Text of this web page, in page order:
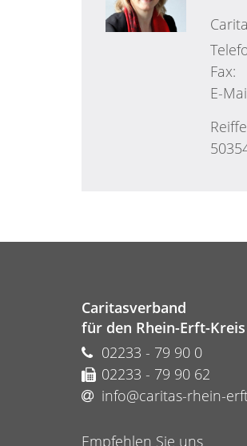
Fax:
E-
Caritasverband
für den Rhein-Erft-Kreis
02233 - 79 90 0
02233 - 79 90 62
info@caritas-rhein-
Empfehlen Sie uns